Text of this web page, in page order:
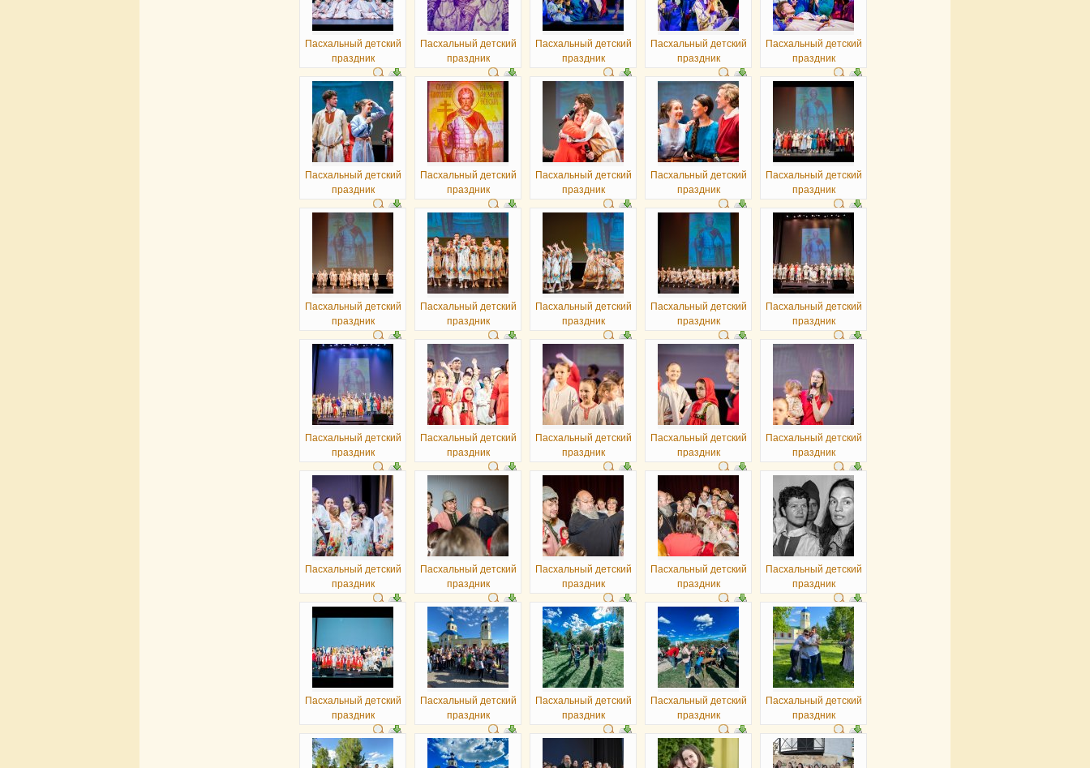
Пасхальный детский
праздник
Пасхальный детский
праздник
Пасхальный детский
праздник
Пасхальный детский
праздник
Пасхальный детский
праздник
Пасхальный детский
праздник
Пасхальный детский
праздник
Пасхальный детский
праздник
Пасхальный детский
праздник
Пасхальный детский
праздник
Пасхальный детский
праздник
Пасхальный детский
праздник
Пасхальный детский
праздник
Пасхальный детский
праздник
Пасхальный детский
праздник
Пасхальный детский
праздник
Пасхальный детский
праздник
Пасхальный детский
праздник
Пасхальный детский
праздник
Пасхальный детский
праздник
Пасхальный детский
праздник
Пасхальный детский
праздник
Пасхальный детский
праздник
Пасхальный детский
праздник
Пасхальный детский
праздник
Пасхальный детский
праздник
Пасхальный детский
праздник
Пасхальный детский
праздник
Пасхальный детский
праздник
Пасхальный детский
праздник